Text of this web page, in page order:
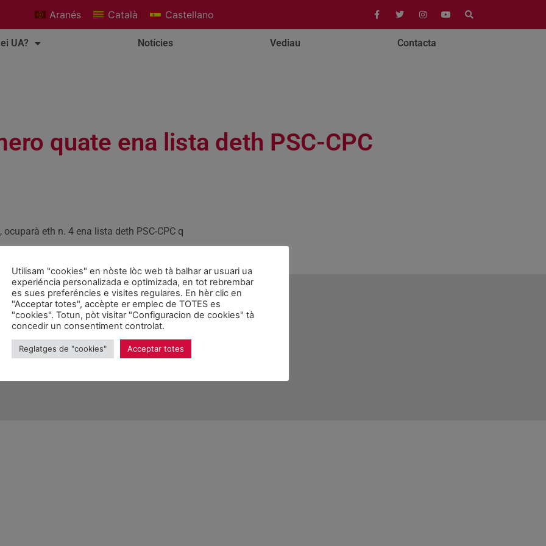
Aranés Català Castellano
UA? Notícies Vediau Contacta
quate ena lista deth PSC-CPC
eth n. 4 ena lista deth PSC-CPC q
Unitat d'Aran. Toti es drets reservadi.
Utilisam "cookies" en nòste lòc web tà balhar ar usuari ua
experiéncia personalizada e optimizada, en tot rebrembar
es sues preferéncies e visites regulares. En hèr clic en
"Acceptar totes", accèpte er emplec de TOTES es
"cookies". Totun, pòt visitar "Configuracion de cookies" tà
concedir un consentiment controlat.
Reglatges de "cookies" Acceptar totes